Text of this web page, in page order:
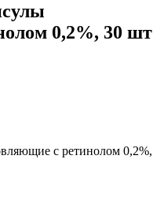
0,2%, 30 шт
с ретинолом 0,2%,